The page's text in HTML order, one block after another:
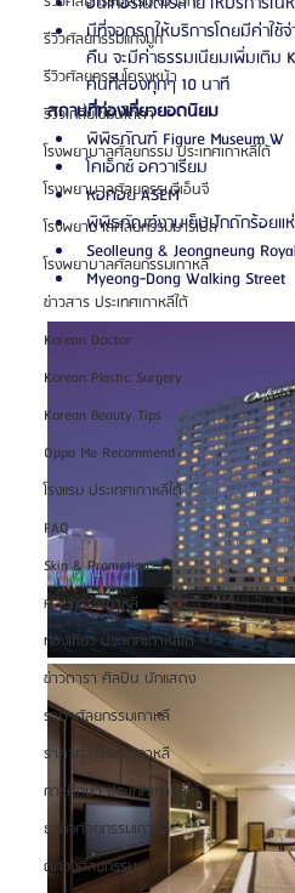
รีวิวศัลยกรรมแก้จมูก
รีวิวศัลยกรรมโครงหน้า
รีวิวเกลี่ยไขมันใต้ตา
โรงพยาบาลศัลยกรรม ประเทศเกาหลีใต้
โรงพยาบาลศัลยกรรมจีเอ็นจี
โรงพยาบาลศัลยกรรมมาร์เบิ้ล
โรงพยาบาลศัลยกรรมเกาหลี
ข่าวสาร ประเทศเกาหลีใต้
Korean Doctor
Korean Plastic Surgery
Korean Beauty Tips
Oppa Me Recommend
โรงแรม ประเทศเกาหลีใต้
FAQ
Skin & Promotion
ศัลยกรรมเกาหลี
ท่องเที่ยว ประเทศเกาหลีใต้
ข่าวดารา ศิลปิน นักแสดง
ราคาศัลยกรรมเกาหลี
ราคาศัลยกรรมเกาหลี
การศึกษา ประเทศเกาหลีใต้
ธุรกิจศัลยกรรมเกาหลี
ดูดวงศัลยกรรม
มีที่จอดรถให้บริการโดยมีค่าใช้
คืน จะมีค่าธรรมเนียมเพิ่มเติม
คันที่สองทุกๆ 10 นาที
สถานที่ท่องเที่ยวยอดนิยม
พิพิธภัณฑ์ Figure Museum W
โคเอ็กซ์ อควาเรียม
หอคอย ASEM
พิพิธภัณฑ์งานเย็บปักถักร้อยแห่
Seolleung & Jeongneung
Myeong-Dong Walking Street